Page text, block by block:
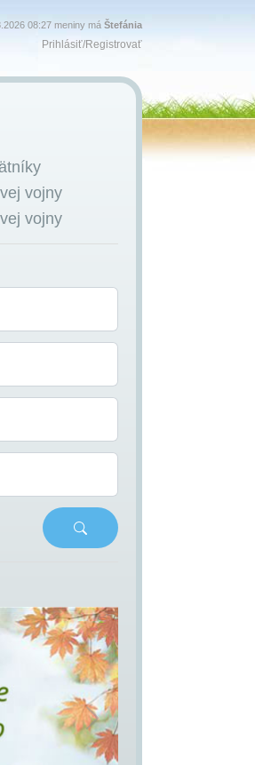
08:27 meniny má Štefánia
Prihlásiť/Registrovať
vojny
vojny
Next